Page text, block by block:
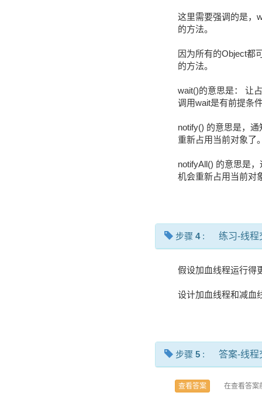
这里需要强调的是，
的方法。
因为所有的Object都
的方法。
wait()的意思是： 让
调用wait是有前提条
notify() 的意思是，通
重新占用当前对象了
notifyAll() 的意思是，
机会重新占用当前对
步骤 4: 练习-线
假设加血线程运行得
设计加血线程和减血
步骤 5 : 答案-线
查看答案 在查看答案